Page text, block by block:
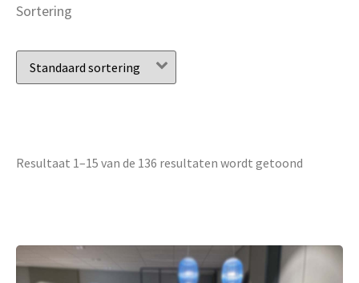
Sortering
Resultaat 1–15 van de 136 resultaten wordt getoond